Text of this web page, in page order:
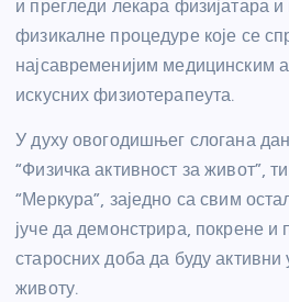
и прегледи лекара физијатара и
физикалне процедуре које се
најсавременијим медицинским
искусних физиотерапеута.
У духу овогодишњег слогана
“Физичка активност за живот”,
“Меркура”, заједно са свим
јуче да демонстрира, покрене и
старосних доба да буду
животу.